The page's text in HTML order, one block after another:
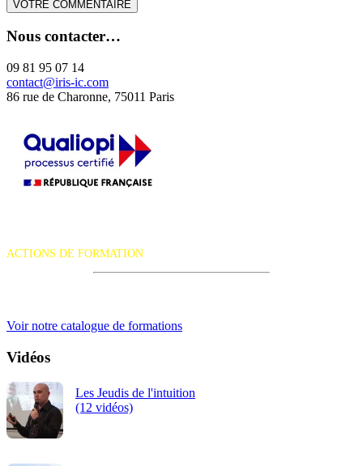
Nous contacter…
09 81 95 07 14
contact@iris-ic.com
86 rue de Charonne, 75011 Paris
ACTIONS DE FORMATION
Voir notre catalogue de formations
Vidéos
Les Jeudis de l'intuition
(12 vidéos)